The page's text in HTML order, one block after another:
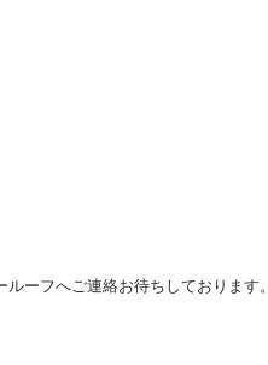
ーフへご連絡お待ちしております。